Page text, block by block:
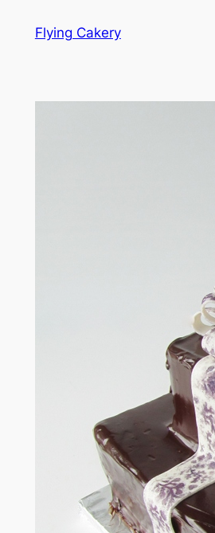
Flying Cakery